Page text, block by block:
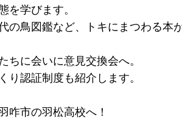
を学びます。
の鳥図鑑など、トキにまつわる本
ちに会いに意見交換会へ。
認証制度も紹介します。
咋市の羽松高校へ！